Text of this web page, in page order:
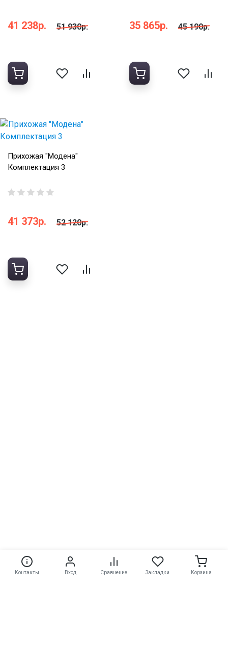
Контакты Вход Сравнение Закладки Корзина
41 238р. 51 930р. 35 865р. 45 190р.
Прихожая "Модена"
Комплектация 3
41 373р. 52 120р.